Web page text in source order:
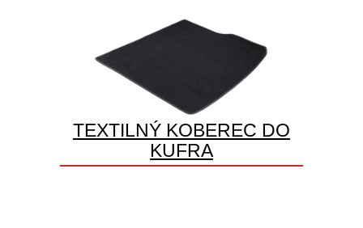
TEXTILNÝ KOBEREC DO
KUFRA